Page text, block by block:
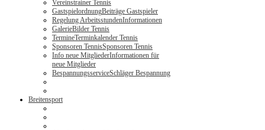
Vereinstrainer Tennis
GastspielordnungBeiträge Gastspieler
Regelung ArbeitsstundenInformationen
GalerieBilder Tennis
TermineTerminkalender Tennis
Sponsoren TennisSponsoren Tennis
Info neue MitgliederInformationen für
neue Mitglieder
BespannungsserviceSchläger Bespannung
Breitensport